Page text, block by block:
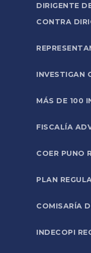
DIRIGENTE
CONTRA
INVESTIGAN
MÁS DE 100
FISCALÍA
COER PUNO
PLAN
COMISARÍA
INDECOPI